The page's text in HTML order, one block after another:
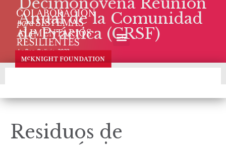
Anual de la Comunidad
de Práctica (CRSF)
La Paz, Bolivia, 2023
Residuos de